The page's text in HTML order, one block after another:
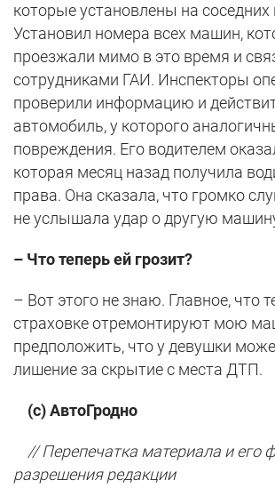
которые установлены на соседних
Установил номера всех машин,
проезжали мимо в это время и
сотрудниками ГАИ. Инспекторы
проверили информацию и
автомобиль, у которого
повреждения. Его водителем
которая месяц назад получила
права. Она сказала, что громко
не услышала удар о другую
– Что теперь ей грозит?
– Вот этого не знаю. Главное, что
страховке отремонтируют мою
предположить, что у девушки
лишение за скрытие с места ДТП.
(с) АвтоГродно
// Перепечатка материала и его
разрешения редакции